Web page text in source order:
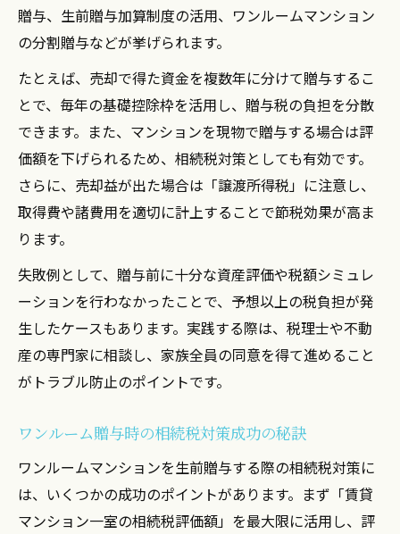
贈与、生前贈与加算制度の活用、ワンルームマンション
の分割贈与などが挙げられます。
たとえば、売却で得た資金を複数年に分けて贈与するこ
とで、毎年の基礎控除枠を活用し、贈与税の負担を分散
できます。また、マンションを現物で贈与する場合は評
価額を下げられるため、相続税対策としても有効です。
さらに、売却益が出た場合は「譲渡所得税」に注意し、
取得費や諸費用を適切に計上することで節税効果が高ま
ります。
失敗例として、贈与前に十分な資産評価や税額シミュレ
ーションを行わなかったことで、予想以上の税負担が発
生したケースもあります。実践する際は、税理士や不動
産の専門家に相談し、家族全員の同意を得て進めること
がトラブル防止のポイントです。
ワンルーム贈与時の相続税対策成功の秘訣
ワンルームマンションを生前贈与する際の相続税対策に
は、いくつかの成功のポイントがあります。まず「賃貸
マンション一室の相続税評価額」を最大限に活用し、評